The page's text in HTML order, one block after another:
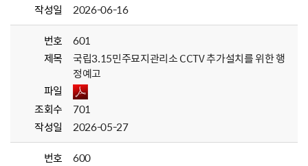
작성일
2026-06-16
번호
601
제목
국립3.15민주묘지관리소 CCTV 추가설치를 위한 행
정예고
파일
조회수
701
작성일
2026-05-27
번호
600